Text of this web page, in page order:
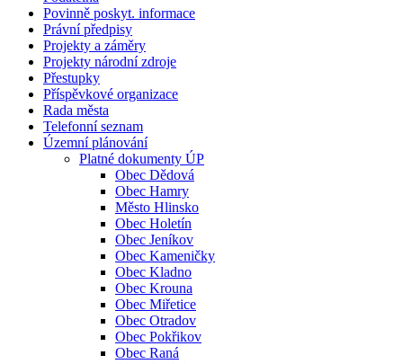
Povinně poskyt. informace
Právní předpisy
Projekty a záměry
Projekty národní zdroje
Přestupky
Příspěvkové organizace
Rada města
Telefonní seznam
Územní plánování
Platné dokumenty ÚP
Obec Dědová
Obec Hamry
Město Hlinsko
Obec Holetín
Obec Jeníkov
Obec Kameničky
Obec Kladno
Obec Krouna
Obec Miřetice
Obec Otradov
Obec Pokřikov
Obec Raná